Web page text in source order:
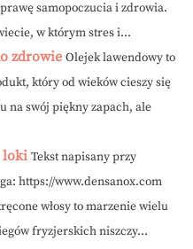
samopoczucia i zdrowia.
w którym stres i...
zdrowie Olejek lawendowy to
który od wieków cieszy się
na swój piękny zapach, ale
loki Tekst napisany przy
https://www.densanox.com
włosy to marzenie wielu
fryzjerskich niszczy...